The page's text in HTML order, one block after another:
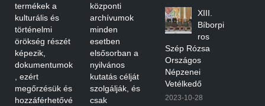
termékek a
kulturális és
történelmi
örökség részét
képezik,
dokumentumok
, ezért
megőrzésük és
hozzáférhetővé
központi
archívumok
minden
esetben
elsősorban a
nyilvános
kutatás célját
szolgálják, és
csak
XIII.
Bíborpi
ros
Szép Rózsa
Országos
Népzenei
Vetélkedő
2023-10-28